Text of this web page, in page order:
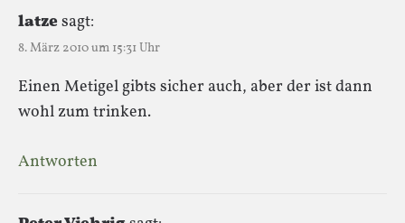
latzesagt:
8. März 2010 um 15:31 Uhr
Einen Metigel gibts sicher auch, aber der ist dann
wohl zum trinken.
Antworten